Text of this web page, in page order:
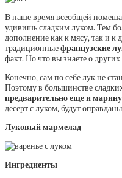
В наше время всеобщей
удивишь сладким луком. Тем
дополнение как к мясу, так и к
традиционныефранцузские
факт. Но что вы знаете о
Конечно, сам по себе лук не
Поэтому в большинстве
предварительно еще и
десерт с луком, будут
Луковый мармелад
Ингредиенты